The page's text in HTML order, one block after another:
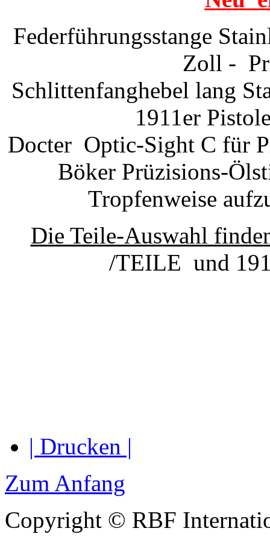
Spezial Glockmatchläufe Die hochpräzisen ALPHA WOLF Glock
in unserer Rubrik " Glock Tuning Teile"
Federführungsstange
Zoll -
Schlittenfanghebel lang
1911er
Docter Optic-Sight C für
Böker Prüzisions-
Tropfenweise
Die Teile-Auswahl
/TEILE und
| Drucken |
Zum Anfang
Copyright © RBF